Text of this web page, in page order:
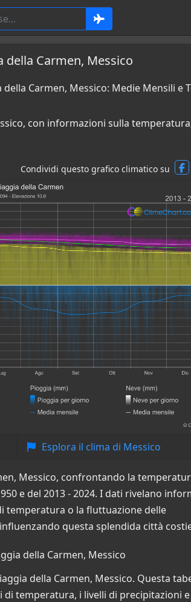
Carmen, Messico
Carmen, Messico: Medie Mensili e
con informazioni sulla
Condividi questo grafico climatico su
Esplora il clima di Messico
Messico, confrontando la
e del 2013 - 2024. I dati rivelano
temperatura o la fluttuazione delle
questa splendida città
della Carmen, Messico
della Carmen, Messico. Questa
temperatura, i livelli di precipitazioni e